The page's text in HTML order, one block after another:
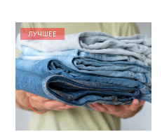
ЛУЧШЕЕ